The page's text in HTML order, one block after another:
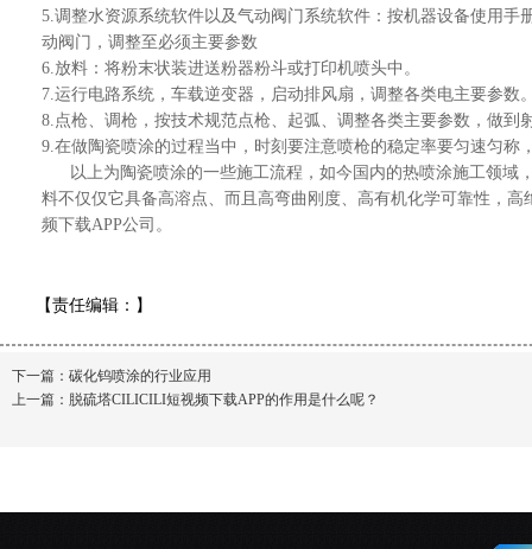
5.调整水资源系统软件以及气动阀门系统软件：按机器设备使用
动阀门，调整至必须主要参数
6.放料：将粉末状装进送粉器粉斗或打印机喷头中。
7.运行电路系统，车载逆变器，启动排风扇，调整各类电主要参数
8.点枪、调枪，按技术规范点枪、起弧、调整各类主要参数，做
9.在做陶瓷喷涂的过程当中，时刻要注意喷枪的稳定率要匀速匀称
以上为陶瓷喷涂的一些施工流程，如今国内的热喷涂施工领域
料不仅仅它具备高溶点、而且高弯曲刚度、高有机化学可靠性，
频下载APP公司。
【责任编辑： 】
下一篇： 碳化钨喷涂的行业应用
上一篇： 脱硫塔CILICILI短视频下载APP的作用是什么呢？